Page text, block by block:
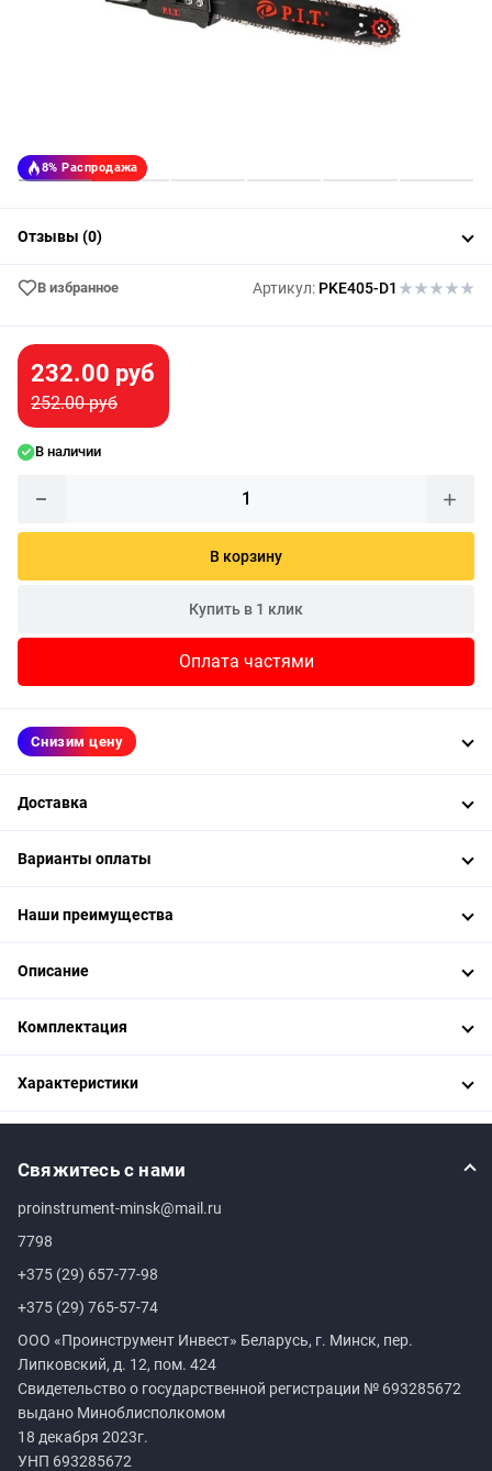
8% Распродажа
Отзывы (0)
В избранное Артикул: PKE405-D1
232.00 руб
252.00 руб
В наличии
В корзину
Купить в 1 клик
Оплата частями
Снизим цену
Доставка
Варианты оплаты
Наши преимущества
Описание
Комплектация
Характеристики
Свяжитесь с нами
proinstrument-minsk@mail.ru
7798
+375 (29) 657-77-98
+375 (29) 765-57-74
ООО «Проинструмент Инвест» Беларусь, г. Минск, пер.
Липковский, д. 12, пом. 424
Свидетельство о государственной регистрации № 693285672
выдано Миноблисполкомом
18 декабря 2023г.
УНП 693285672